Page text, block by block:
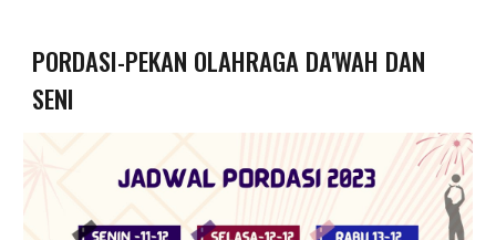
PORDASI-PEKAN OLAHRAGA DA'WAH DAN
SENI